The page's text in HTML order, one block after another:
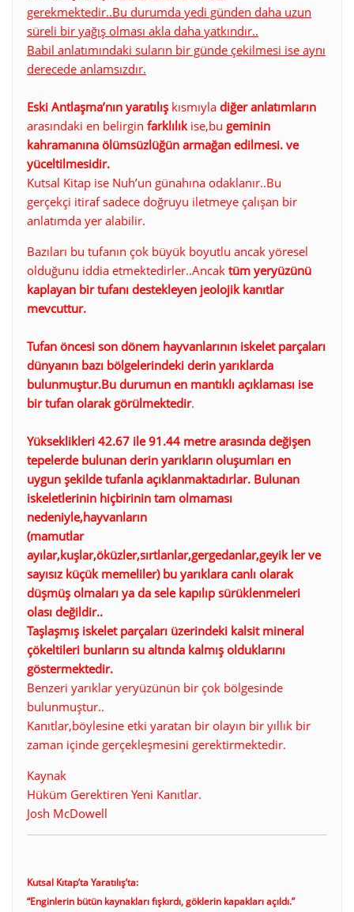
gerekmektedir..Bu durumda yedi günden daha uzun
süreli bir yağış olması akla daha yatkındır..
Babil anlatımındaki suların bir günde çekilmesi ise aynı
derecede anlamsızdır.
Eski Antlaşma’nın yaratılış kısmıyla diğer anlatımların
arasındaki en belirgin farklılıkise,bu geminin
kahramanına ölümsüzlüğün armağan edilmesi. ve
yüceltilmesidir.
Kutsal Kitap ise Nuh’un günahına odaklanır..Bu
gerçekçi itiraf sadece doğruyu iletmeye çalışan bir
anlatımda yer alabilir.
Bazıları bu tufanın çok büyük boyutlu ancak yöresel
olduğunu iddia etmektedirler..Ancak tüm yeryüzünü
kaplayan bir tufanı destekleyen jeolojik kanıtlar
mevcuttur.
Tufan öncesi son dönem hayvanlarının iskelet parçaları
dünyanın bazı bölgelerindeki derin yarıklarda
bulunmuştur.Bu durumun en mantıklı açıklaması ise
bir tufan olarak görülmektedir.
Yükseklikleri 42.67 ile 91.44 metre arasında değişen
tepelerde bulunan derin yarıkların oluşumları en
uygun şekilde tufanla açıklanmaktadırlar. Bulunan
iskeletlerinin hiçbirinin tam olmaması
nedeniyle,hayvanların
(mamutlar
ayılar,kuşlar,öküzler,sırtlanlar,gergedanlar,geyik ler ve
sayısız küçük memeliler) bu yarıklara canlı olarak
düşmüş olmaları ya da sele kapılıp sürüklenmeleri
olası değildir..
Taşlaşmış iskelet parçaları üzerindeki kalsit mineral
çökeltileri bunların su altında kalmış olduklarını
göstermektedir.
Benzeri yarıklar yeryüzünün bir çok bölgesinde
bulunmuştur..
Kanıtlar,böylesine etki yaratan bir olayın bir yıllık bir
zaman içinde gerçekleşmesini gerektirmektedir.
Kaynak
Hüküm Gerektiren Yeni Kanıtlar.
Josh McDowell
Kutsal Kıtap’ta Yaratılış’ta:
“Enginlerin bütün kaynakları fışkırdı, göklerin kapakları açıldı.”